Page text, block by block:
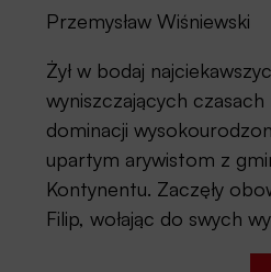
Przemysław Wiśniewski
Żył w bodaj
wyniszczających
dominacji
upartym arywistom z
Kontynentu. Zaczęły
Filip, wołając do swych